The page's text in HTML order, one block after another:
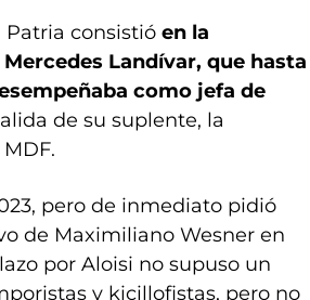
consistió en la
Landívar, que hasta
como jefa de
de su suplente, la
pero de inmediato pidió
de Maximiliano Wesner en
por Aloisi no supuso un
y kicillofistas, pero no